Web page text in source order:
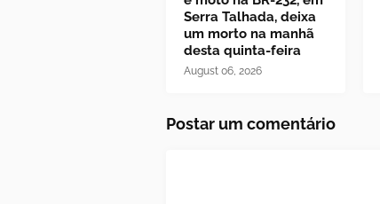
Serra Talhada, deixa
um morto na manhã
desta quinta-feira
August 06, 2026
Postar um comentário